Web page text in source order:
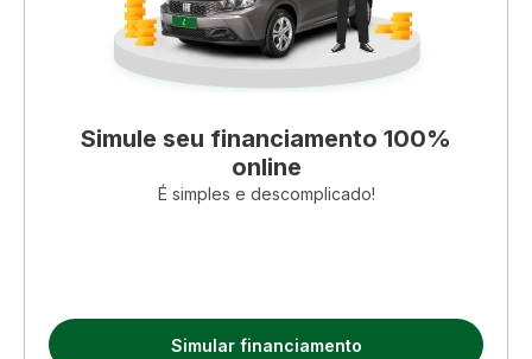
Simule seu financiamento 100%
online
É simples e descomplicado!
Simular financiamento